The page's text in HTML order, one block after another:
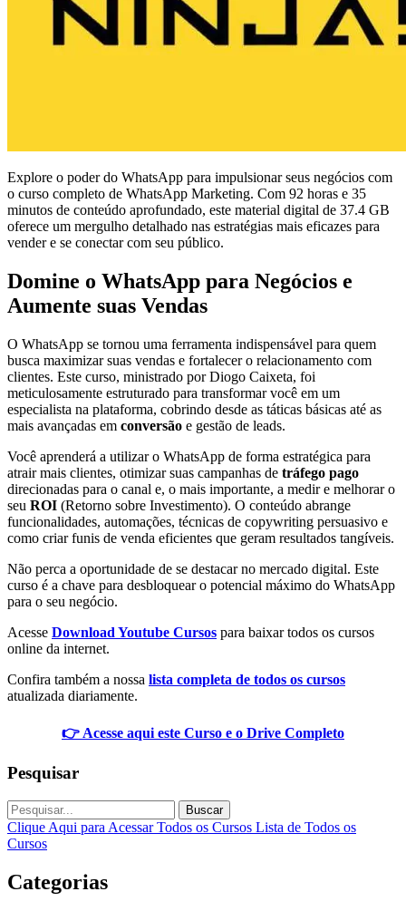
Explore o poder do WhatsApp para impulsionar seus negócios com
o curso completo de WhatsApp Marketing. Com 92 horas e 35
minutos de conteúdo aprofundado, este material digital de 37.4 GB
oferece um mergulho detalhado nas estratégias mais eficazes para
vender e se conectar com seu público.
Domine o WhatsApp para Negócios e
Aumente suas Vendas
O WhatsApp se tornou uma ferramenta indispensável para quem
busca maximizar suas vendas e fortalecer o relacionamento com
clientes. Este curso, ministrado por Diogo Caixeta, foi
meticulosamente estruturado para transformar você em um
especialista na plataforma, cobrindo desde as táticas básicas até as
mais avançadas em conversão e gestão de leads.
Você aprenderá a utilizar o WhatsApp de forma estratégica para
atrair mais clientes, otimizar suas campanhas de tráfego pago
direcionadas para o canal e, o mais importante, a medir e melhorar o
seu ROI (Retorno sobre Investimento). O conteúdo abrange
funcionalidades, automações, técnicas de copywriting persuasivo e
como criar funis de venda eficientes que geram resultados tangíveis.
Não perca a oportunidade de se destacar no mercado digital. Este
curso é a chave para desbloquear o potencial máximo do WhatsApp
para o seu negócio.
Acesse Download Youtube Cursos para baixar todos os cursos
online da internet.
Confira também a nossa lista completa de todos os cursos
atualizada diariamente.
👉 Acesse aqui este Curso e o Drive Completo
Pesquisar
Buscar
Clique Aqui para Acessar Todos os Cursos Lista de Todos os
Cursos
Categorias